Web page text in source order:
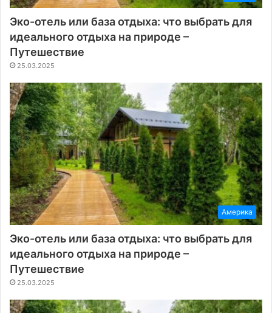
Эко-отель или база отдыха: что выбрать для
идеального отдыха на природе –
Путешествие
25.03.2025
Америка
Эко-отель или база отдыха: что выбрать для
идеального отдыха на природе –
Путешествие
25.03.2025